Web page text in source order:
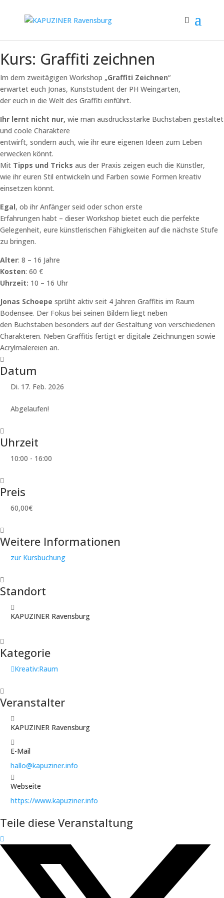
Kurs: Graffiti zeichnen
Im dem zweitägigen Workshop „Graffiti Zeichnen“
erwartet euch Jonas, Kunststudent der PH Weingarten,
der euch in die Welt des Graffiti einführt.
Ihr lernt nicht nur, wie man ausdrucksstarke Buchstaben gestaltet
und coole Charaktere
entwirft, sondern auch, wie ihr eure eigenen Ideen zum Leben
erwecken könnt.
Mit Tipps und Tricks aus der Praxis zeigen euch die Künstler,
wie ihr euren Stil entwickeln und Farben sowie Formen kreativ
einsetzen könnt.
Egal, ob ihr Anfänger seid oder schon erste
Erfahrungen habt – dieser Workshop bietet euch die perfekte
Gelegenheit, eure künstlerischen Fähigkeiten auf die nächste Stufe
zu bringen.
Alter: 8 – 16 Jahre
Kosten: 60 €
Uhrzeit: 10 – 16 Uhr
Jonas Schoepe sprüht aktiv seit 4 Jahren Graffitis im Raum
Bodensee. Der Fokus bei seinen Bildern liegt neben
den Buchstaben besonders auf der Gestaltung von verschiedenen
Charakteren. Neben Graffitis fertigt er digitale Zeichnungen sowie
Acrylmalereien an.
Datum
Di. 17. Feb. 2026
Abgelaufen!
Uhrzeit
10:00 - 16:00
Preis
60,00€
Weitere Informationen
zur Kursbuchung
Standort
KAPUZINER Ravensburg
Kategorie
Kreativ:Raum
Veranstalter
KAPUZINER Ravensburg
E-Mail
hallo@kapuziner.info
Webseite
https://www.kapuziner.info
Teile diese Veranstaltung